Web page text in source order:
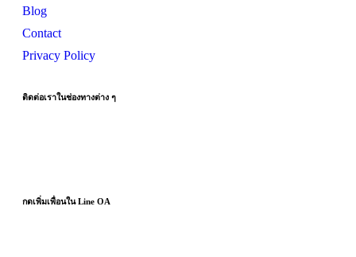
Blog
Contact
Privacy Policy
ติดต่อเราในช่องทางต่าง ๆ
กดเพิ่มเพื่อนในLine OA